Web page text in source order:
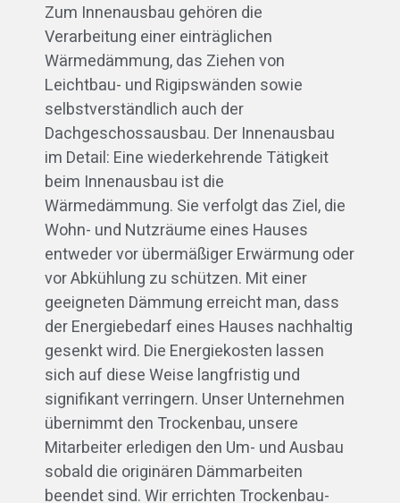
Zum Innenausbau gehören die
Verarbeitung einer einträglichen
Wärmedämmung, das Ziehen von
Leichtbau- und Rigipswänden sowie
selbstverständlich auch der
Dachgeschossausbau. Der Innenausbau
im Detail: Eine wiederkehrende Tätigkeit
beim Innenausbau ist die
Wärmedämmung. Sie verfolgt das Ziel, die
Wohn- und Nutzräume eines Hauses
entweder vor übermäßiger Erwärmung oder
vor Abkühlung zu schützen. Mit einer
geeigneten Dämmung erreicht man, dass
der Energiebedarf eines Hauses nachhaltig
gesenkt wird. Die Energiekosten lassen
sich auf diese Weise langfristig und
signifikant verringern. Unser Unternehmen
übernimmt den Trockenbau, unsere
Mitarbeiter erledigen den Um- und Ausbau
sobald die originären Dämmarbeiten
beendet sind. Wir errichten Trockenbau-